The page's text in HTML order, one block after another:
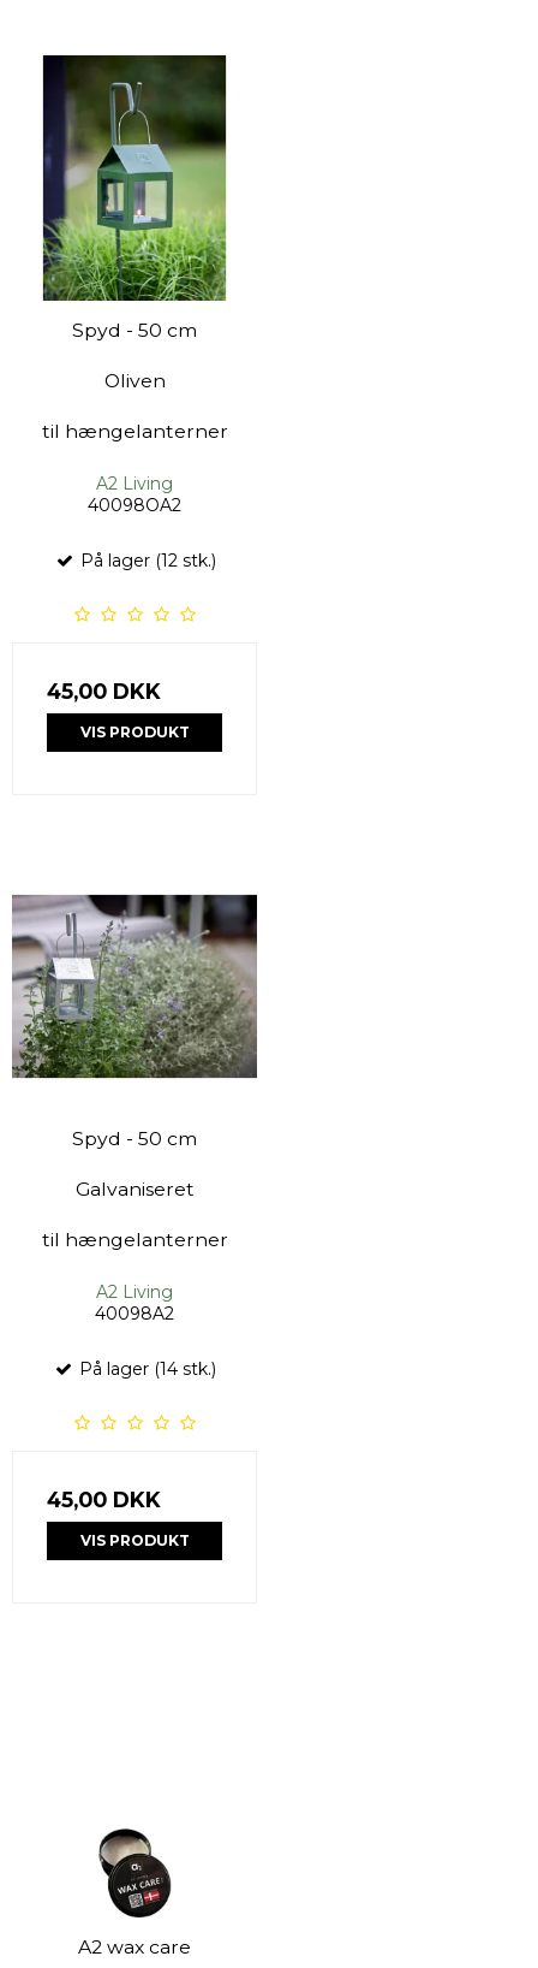
Spyd - 50 cm
Oliven
til hængelanterner
A2 Living
40098OA2
På lager (12 stk.)
45,00 DKK
VIS PRODUKT
Spyd - 50 cm
Galvaniseret
til hængelanterner
A2 Living
40098A2
På lager (14 stk.)
45,00 DKK
VIS PRODUKT
A2 wax care